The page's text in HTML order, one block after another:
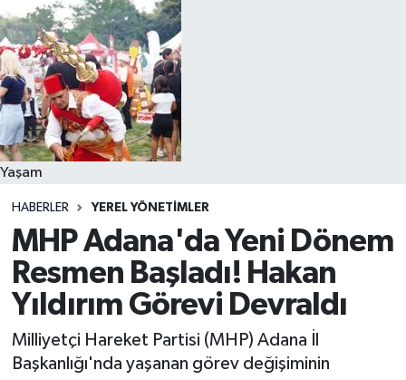
Yaşam
HABERLER YEREL YÖNETIMLER
MHP Adana'da Yeni Dönem
Resmen Başladı! Hakan
Yıldırım Görevi Devraldı
Milliyetçi Hareket Partisi (MHP) Adana İl
Başkanlığı'nda yaşanan görev değişiminin